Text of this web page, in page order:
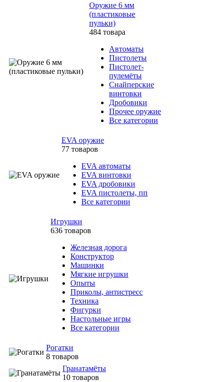
Оружие 6 мм
(пластиковые
пульки)
484 товара
Автоматы
Пистолеты
Пистолет-
пулемёты
Снайперские
винтовки
Дробовики
Прочее оружие
Все категории
EVA оружие
77 товаров
EVA автоматы
EVA винтовки
EVA дробовики
EVA пистолеты, пп
Все категории
Игрушки
636 товаров
Железная дорога
Конструктор
Машинки
Мягкие игрушки
Опыты
Приколы, антистресс
Техника
Фигурки
Настольные игры
Все категории
Рогатки
8 товаров
Гранатамёты
10 товаров